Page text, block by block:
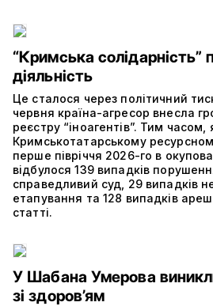
“Кримська
діяльність
Це сталося через політичний
червня країна-агресор внесла
реєстру “іноагентів”. Тим
Кримськотатарському
перше півріччя 2026-го в
відбулося 139 випадків
справедливий суд, 29 випадків
етапування та 128 випадків
статті.
У Шабана Умерова
зі здоров’ям